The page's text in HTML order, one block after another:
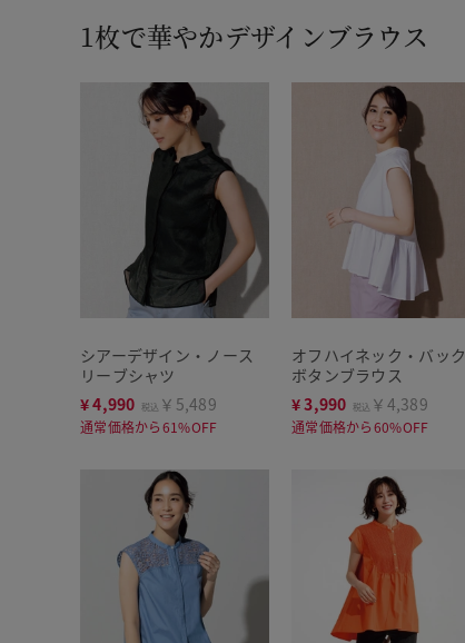
1枚で華やかデザインブラウス
シアーデザイン・ノース
リーブシャツ
¥4,990 税込 ￥5,489
通常価格から61%OFF
オフハイネック・バック
ボタンブラウス
¥3,990 税込 ￥4,389
通常価格から60%OFF